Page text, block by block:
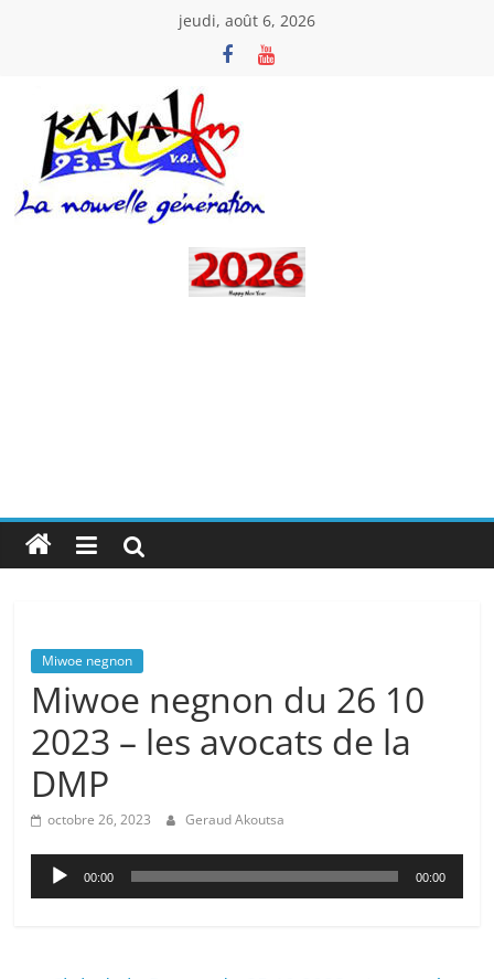
jeudi, août 6, 2026
Kanal
Miwoe negnon
Miwoe negnon du 26 10
2023 – les avocats de la
DMP
octobre 26, 2023 Geraud Akoutsa
Lecteur
audio
00:00 00:00